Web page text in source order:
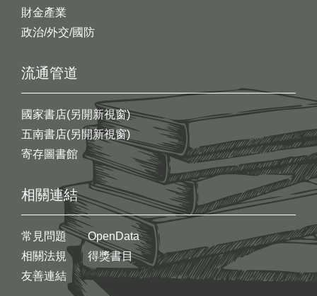
財金產業
政治/外交/國防
流通管道
國家書店(另開新視窗)
五南書店(另開新視窗)
寄存圖書館
相關連結
常見問題
相關法規
友善連結
OpenData
得獎書目